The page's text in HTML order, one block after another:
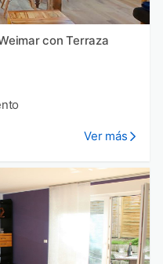
con Terraza
Ver más